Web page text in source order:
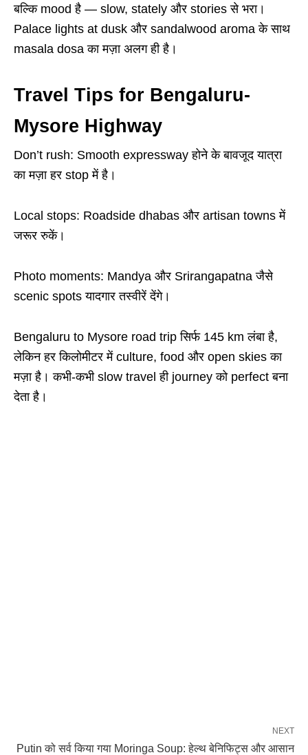
बल्कि mood है — slow, stately और stories से भरा।
Palace lights at dusk और sandalwood aroma के साथ
masala dosa का मज़ा अलग ही है।
Travel Tips for Bengaluru-
Mysore Highway
Don’t rush: Smooth expressway होने के बावजूद यात्रा
का मज़ा हर stop में है।
Local stops: Roadside dhabas और artisan towns में
जरूर रुकें।
Photo moments: Mandya और Srirangapatna जैसे
scenic spots यादगार तस्वीरें देंगे।
Bengaluru to Mysore road trip सिर्फ 145 km लंबा है,
लेकिन हर किलोमीटर में culture, food और open skies का
मज़ा है। कभी-कभी slow travel ही journey को perfect बना
देता है।
NEXT
Putin को सर्व किया गया Moringa Soup: हेल्थ बेनिफिट्स और आसान